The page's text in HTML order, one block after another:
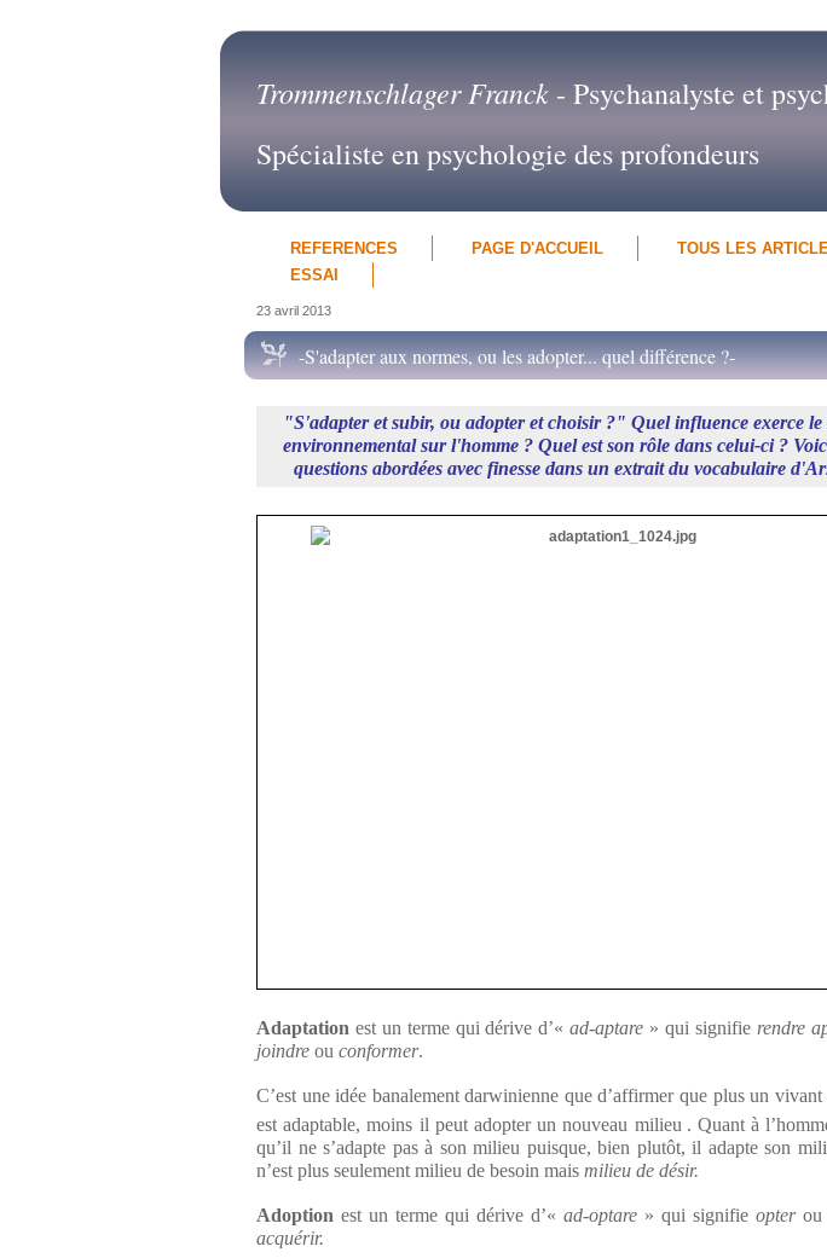
Trommenschlager Franck- Psychanalyste et
Spécialiste en psychologie des profondeurs
REFERENCES PAGE D'ACCUEIL
TOUS LES
ESSAI
23 avril 2013
-S'adapter aux normes, ou les adopter... quel différence ?-
"S'adapter et subir, ou adopter et choisir ?" Quel influence exerce
environnemental sur l'homme ? Quel est son rôle dans celui-ci ?
questions abordées avec finesse dans un extrait du vocabulaire
Adaptation est un terme qui dérive d’«ad-aptare » qui signifie rendre
joindre ou conformer.
C’est une idée banalement darwinienne que d’affirmer que plus un
est adaptable, moins il peut adopter un nouveau milieu . Quant à
qu’il ne s’adapte pas à son milieu puisque, bien plutôt, il adapte son
n’est plus seulement milieu de besoin mais milieu de désir.
Adoption est un terme qui dérive d’« ad-optare » qui signifie opterou
acquérir.